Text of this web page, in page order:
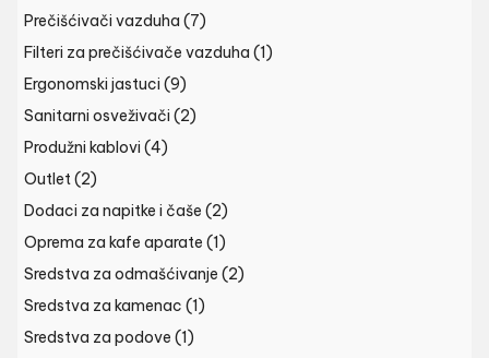
Prečišćivači vazduha (7)
Filteri za prečišćivače vazduha (1)
Ergonomski jastuci (9)
Sanitarni osveživači (2)
Produžni kablovi (4)
Outlet(2)
Dodaci za napitke i čaše (2)
Oprema za kafe aparate (1)
Sredstva za odmašćivanje (2)
Sredstva za kamenac (1)
Sredstva za podove (1)